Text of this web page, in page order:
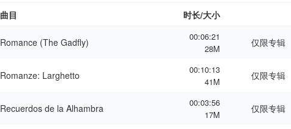
曲目 时长/大小
Romance (The Gadfly)
00:06:21
28M
仅限专辑
Romanze: Larghetto
00:10:13
41M
仅限专辑
Recuerdos de la Alhambra
00:03:56
17M
仅限专辑